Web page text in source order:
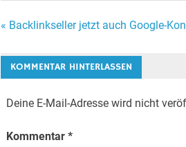
Beitragsnavigation
« Backlinkseller jetzt auch Google-
KOMMENTAR HINTERLASSEN
Deine E-Mail-Adresse wird nicht
Kommentar*